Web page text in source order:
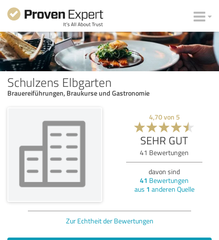
Schulzens Elbgarten
Brauereiführungen, Braukurse und Gastronomie
4,70von 5
SEHR GUT
41 Bewertungen
davon sind
41 Bewertungen
aus 1 anderen Quelle
Zur Echtheit der Bewertungen